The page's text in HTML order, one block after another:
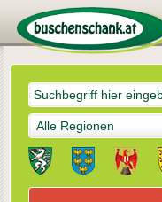
Alle Regionen